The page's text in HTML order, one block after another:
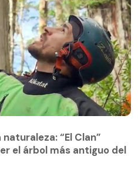
el árbol más antiguo del
“El Clan”
el árbol más antiguo del